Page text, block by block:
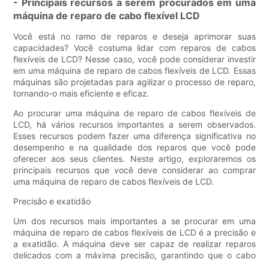
máquina de reparo de cabo flexível LCD
Você está no ramo de reparos e deseja aprimorar suas
capacidades? Você costuma lidar com reparos de cabos
flexíveis de LCD? Nesse caso, você pode considerar investir
em uma máquina de reparo de cabos flexíveis de LCD. Essas
máquinas são projetadas para agilizar o processo de reparo,
tornando-o mais eficiente e eficaz.
Ao procurar uma máquina de reparo de cabos flexíveis de
LCD, há vários recursos importantes a serem observados.
Esses recursos podem fazer uma diferença significativa no
desempenho e na qualidade dos reparos que você pode
oferecer aos seus clientes. Neste artigo, exploraremos os
principais recursos que você deve considerar ao comprar
uma máquina de reparo de cabos flexíveis de LCD.
Precisão e exatidão
Um dos recursos mais importantes a se procurar em uma
máquina de reparo de cabos flexíveis de LCD é a precisão e
a exatidão. A máquina deve ser capaz de realizar reparos
delicados com a máxima precisão, garantindo que o cabo